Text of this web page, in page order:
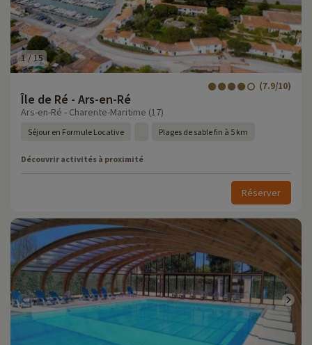
1/15
Île de Ré - Ars-en-Ré
(7.9/10)
Ars-en-Ré - Charente-Maritime (17)
Séjour en Formule Locative Plages de sable fin à 5 km
Découvrir activités à proximité
Réserver